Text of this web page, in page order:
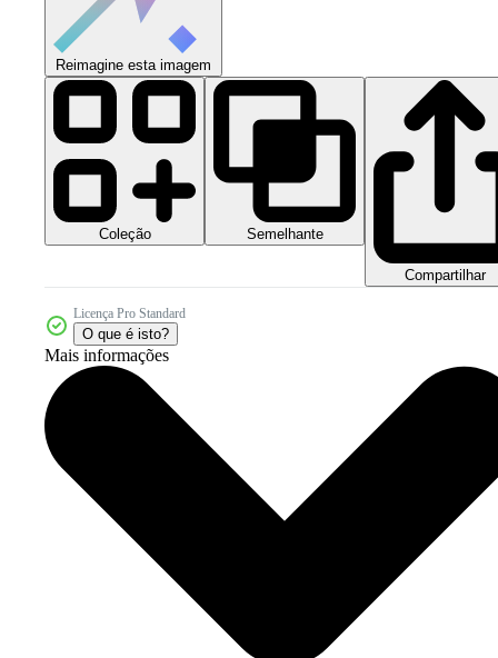
Reimagine esta imagem
Coleção Semelhante
Compartilhar
Licença Pro Standard
O que é isto?
Mais informações